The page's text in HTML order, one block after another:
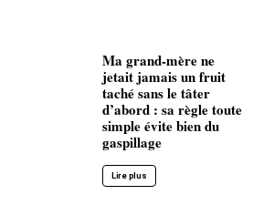
Ma grand-mère ne
jetait jamais un fruit
taché sans le tâter
d’abord : sa règle toute
simple évite bien du
gaspillage
Lire plus